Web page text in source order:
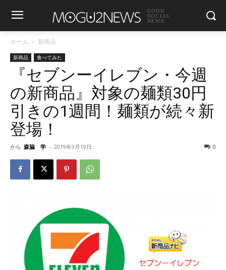
GOOD
SOCIAL
NEWS
ホーム 新商品
新商品 食べてみた
『セブンーイレブン・今週
の新商品』対象の麺類30円
引きの1週間！麺類が続々新
登場！
から 森脇 学 - 2019年3月19日 0